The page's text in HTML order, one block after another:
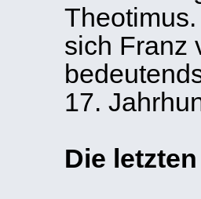
sich Franz
17.
Die